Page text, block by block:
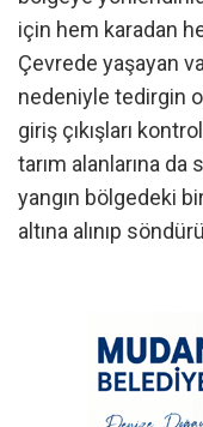
için hem karadan
Çevrede yaşayan
nedeniyle tedirgin
giriş çıkışları
tarım alanlarına da
yangın bölgedeki
altına alınıp